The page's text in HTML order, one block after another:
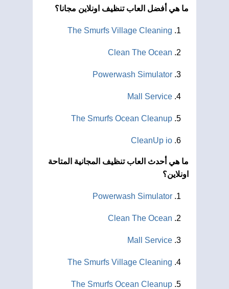
ما هي أفضل العاب تنظيف اونلاين مجانا؟
The Smurfs Village Cleaning
Clean The Ocean
Powerwash Simulator
Mall Service
The Smurfs Ocean Cleanup
CleanUp io
ما هي أحدث العاب تنظيف المجانية المتاحة
اونلاين؟
Powerwash Simulator
Clean The Ocean
Mall Service
The Smurfs Village Cleaning
The Smurfs Ocean Cleanup